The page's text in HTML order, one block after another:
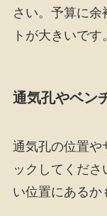
さい。予算に余
トが大きいです。
通気孔やベン
通気孔の位置や
ックしてくだ
い位置にあるか